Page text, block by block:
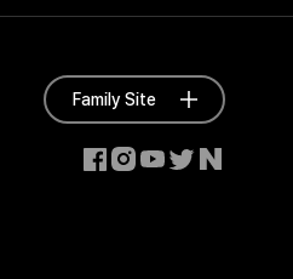
Family Site